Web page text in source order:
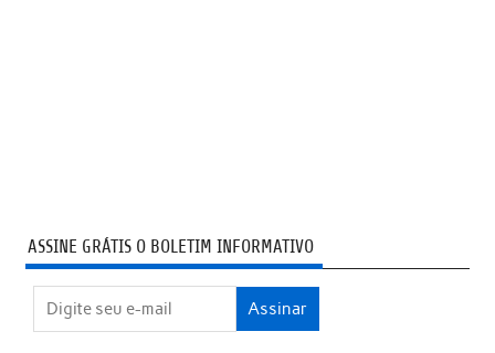
ASSINE GRÁTIS O BOLETIM INFORMATIVO